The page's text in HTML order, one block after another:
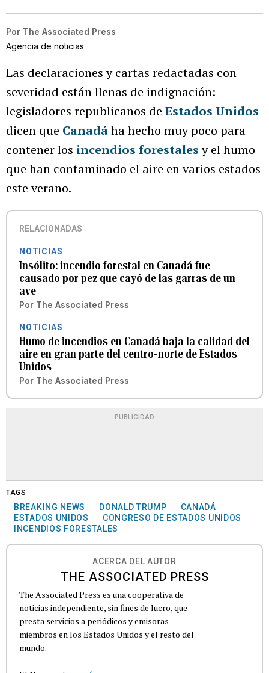
Por The Associated Press
Agencia de noticias
Las declaraciones y cartas redactadas con
severidad están llenas de indignación:
legisladores republicanos de Estados Unidos
dicen que Canadáha hecho muy poco para
contener los incendios forestalesy el humo
que han contaminado el aire en varios estados
este verano.
RELACIONADAS
NOTICIAS
Insólito: incendio forestal en Canadá fue
causado por pez que cayó de las garras de un
ave
Por The Associated Press
NOTICIAS
Humo de incendios en Canadá baja la calidad del
aire en gran parte del centro-norte de Estados
Unidos
Por The Associated Press
PUBLICIDAD
TAGS
BREAKING NEWS DONALD TRUMP
CANADÁ
ESTADOS UNIDOS
CONGRESO DE ESTADOS UNIDOS
INCENDIOS FORESTALES
ACERCA DEL AUTOR
THE ASSOCIATED PRESS
The Associated Press es una cooperativa de
noticias independiente, sin fines de lucro, que
presta servicios a periódicos y emisoras
miembros en los Estados Unidos y el resto del
mundo.